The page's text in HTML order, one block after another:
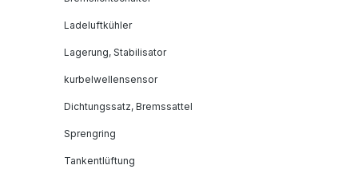
Ladeluftkühler
Lagerung, Stabilisator
kurbelwellensensor
Dichtungssatz, Bremssattel
Sprengring
Tankentlüftung